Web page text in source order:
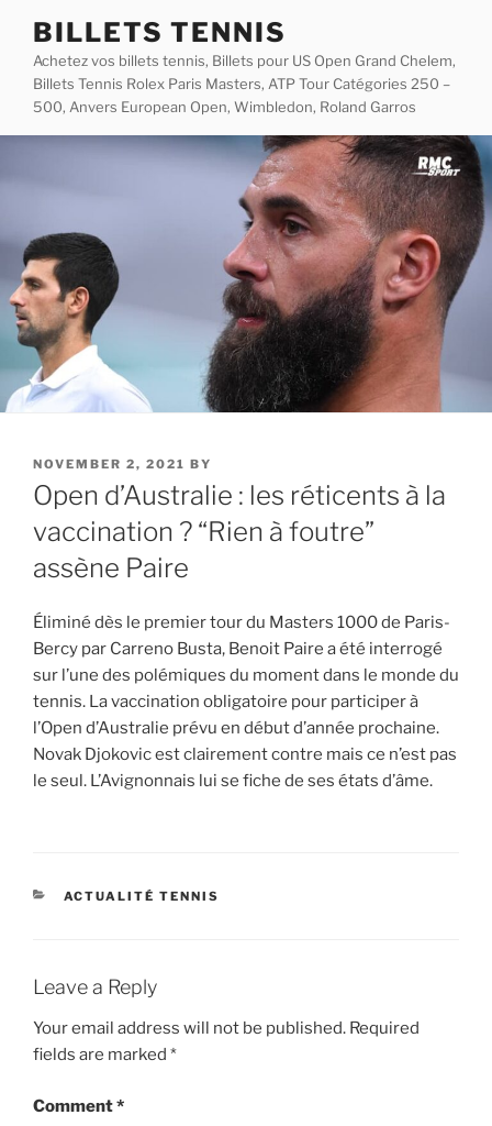
content
BILLETS TENNIS
Achetez vos billets tennis, Billets pour US Open Grand Chelem,
Billets Tennis Rolex Paris Masters, ATP Tour Catégories 250 –
500, Anvers European Open, Wimbledon, Roland Garros
POSTED
ON
NOVEMBER 2, 2021 BY
Open d’Australie : les réticents à la
vaccination ? “Rien à foutre”
assène Paire
Éliminé dès le premier tour du Masters 1000 de Paris-
Bercy par Carreno Busta, Benoit Paire a été interrogé
sur l’une des polémiques du moment dans le monde du
tennis. La vaccination obligatoire pour participer à
l’Open d’Australie prévu en début d’année prochaine.
Novak Djokovic est clairement contre mais ce n’est pas
le seul. L’Avignonnais lui se fiche de ses états d’âme.
CATEGORIES
ACTUALITÉ TENNIS
Leave a Reply
Your email address will not be published. Required
fields are marked *
Comment*